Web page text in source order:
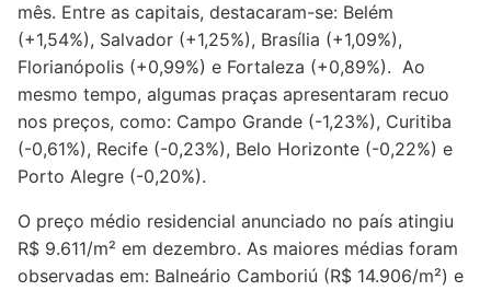
mês. Entre as capitais, destacaram-se: Belém
(+1,54%), Salvador (+1,25%), Brasília (+1,09%),
Florianópolis (+0,99%) e Fortaleza (+0,89%). Ao
mesmo tempo, algumas praças apresentaram recuo
nos preços, como: Campo Grande (-1,23%), Curitiba
(-0,61%), Recife (-0,23%), Belo Horizonte (-0,22%) e
Porto Alegre (-0,20%).
O preço médio residencial anunciado no país atingiu
R$ 9.611/m² em dezembro. As maiores médias foram
observadas em: Balneário Camboriú (R$ 14.906/m²) e